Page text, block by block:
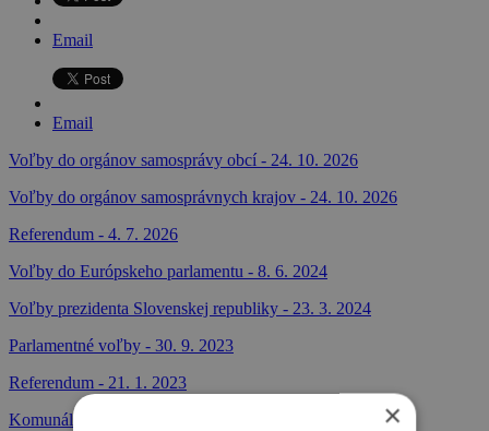
Email
Email
Voľby do orgánov samosprávy obcí - 24. 10. 2026
Voľby do orgánov samosprávnych krajov - 24. 10. 2026
Referendum - 4. 7. 2026
Voľby do Európskeho parlamentu - 8. 6. 2024
Voľby prezidenta Slovenskej republiky - 23. 3. 2024
Parlamentné voľby - 30. 9. 2023
Referendum - 21. 1. 2023
Komunálne voľby - 29. 10. 2022
×